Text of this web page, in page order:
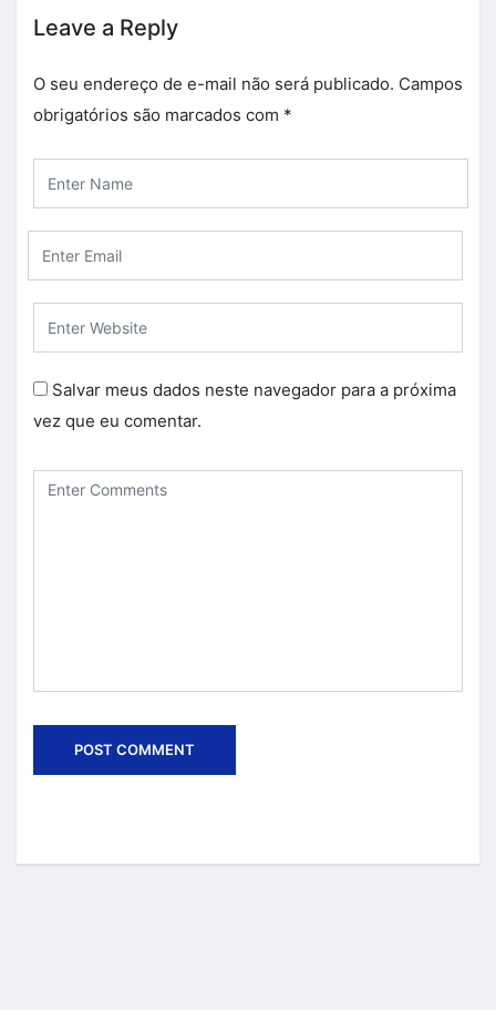
Leave a Reply
O seu endereço de e-mail não será publicado. Campos
obrigatórios são marcados com *
Salvar meus dados neste navegador para a próxima
vez que eu comentar.